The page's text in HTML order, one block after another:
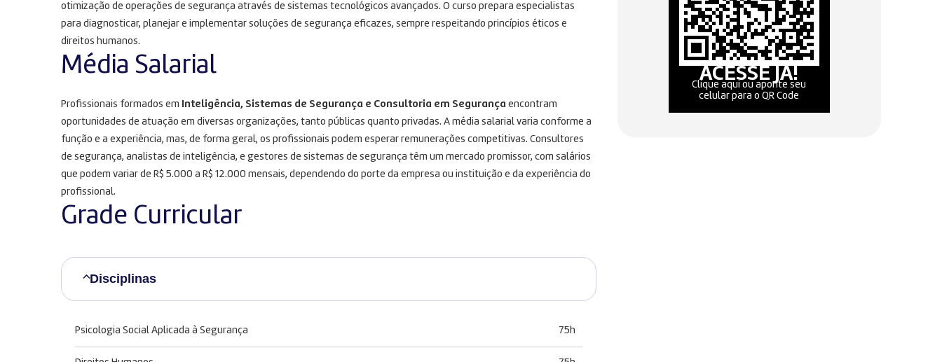
otimização de operações de segurança através de sistemas tecnológicos avançados. O curso prepara especialistas
para diagnosticar, planejar e implementar soluções de segurança eficazes, sempre respeitando princípios éticos e
direitos humanos.
Média Salarial
Profissionais formados em Inteligência, Sistemas de Segurança e Consultoria em Segurança encontram
oportunidades de atuação em diversas organizações, tanto públicas quanto privadas. A média salarial varia conforme a
função e a experiência, mas, de forma geral, os profissionais podem esperar remunerações competitivas. Consultores
de segurança, analistas de inteligência, e gestores de sistemas de segurança têm um mercado promissor, com salários
que podem variar de R$ 5.000 a R$ 12.000 mensais, dependendo do porte da empresa ou instituição e da experiência do
profissional.
Grade Curricular
Disciplinas
Psicologia Social Aplicada à Segurança 75h
ACESSE JÁ!
Clique aqui ou aponte seu
celular para o QR Code